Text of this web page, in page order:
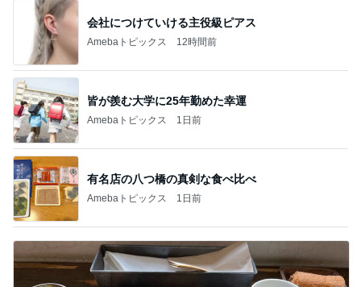
会社につけていける主役級ピアス
Amebaトピックス 12時間前
皆が羨む大学に25年勤めた幸運
Amebaトピックス 1日前
有名店の八つ橋の真剣な食べ比べ
Amebaトピックス 1日前